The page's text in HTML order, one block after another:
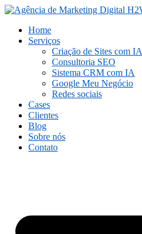
Ir
conteúdo
Home
Serviços
Criação de Sites com IA
Consultoria SEO
Sistema CRM com IA
Google Meu Negócio
Redes sociais
Cases
Clientes
Blog
Sobre nós
Contato